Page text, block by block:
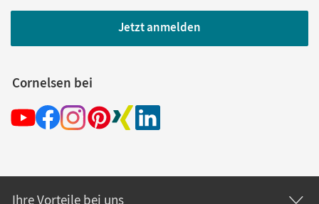
Jetzt anmelden
Cornelsen bei
Ihre Vorteile bei uns